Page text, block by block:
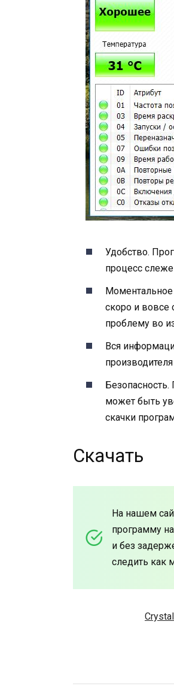
Удобство.
процесс
скоро и вовсе
проблему во
Вся
может быть
скачки
Скачать
На нашем
программу
и без
следить как